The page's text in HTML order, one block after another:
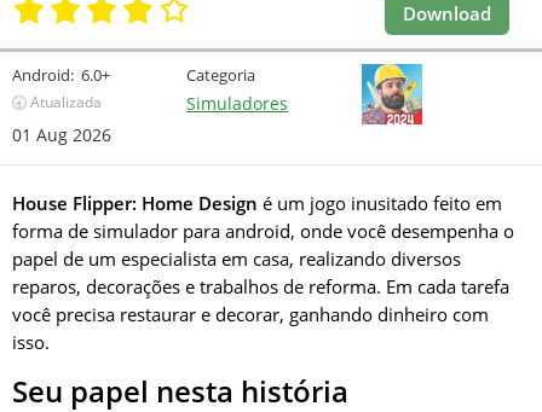
Download
Android: 6.0+
🕣 Atualizada
01 Aug 2026
Categoria
Simuladores
House Flipper: Home Design é um jogo inusitado feito em
forma de simulador para android, onde você desempenha o
papel de um especialista em casa, realizando diversos
reparos, decorações e trabalhos de reforma. Em cada tarefa
você precisa restaurar e decorar, ganhando dinheiro com
isso.
Seu papel nesta história